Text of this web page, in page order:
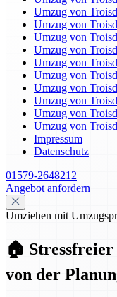
Umzug von
Umzug von
Umzug von
Umzug von
Umzug von
Umzug von
Umzug von
Umzug von
Umzug von
Umzug von
Impressum
Datenschutz
01579-2648212
Angebot anfordern
Umziehen mit
🏠
von der